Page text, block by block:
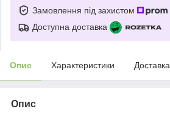
Замовлення під захистом
Доступна доставка
Опис Характеристики Доставка
Опис